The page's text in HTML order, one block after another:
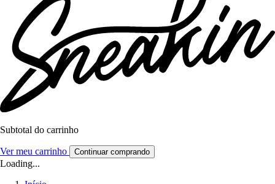
Subtotal do carrinho
Ver meu carrinho Continuar comprando
Loading...